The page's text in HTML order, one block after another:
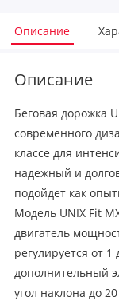
Описание
Описание
Беговая дорожка
современного
классе для
надежный и
подойдет как
Модель UNIX Fit
двигатель
регулируется от
дополнительный
угол наклона до